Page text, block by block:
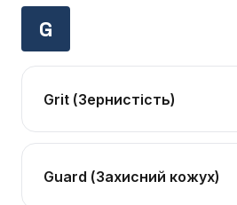
G
Grit (Зернистість)
Guard (Захисний кожух)